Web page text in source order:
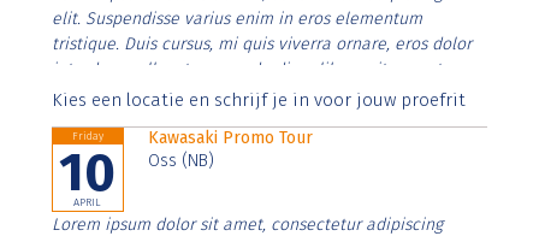
elit. Suspendisse varius enim in eros elementum
tristique. Duis cursus, mi quis viverra ornare, eros dolor
interdum nulla, ut commodo diam libero vitae erat.
Aenean faucibus nibh et justo cursus id rutrum lorem
Kies een locatie en schrijf je in voor jouw proefrit
Friday
10
APRIL
Kawasaki Promo Tour
Oss (NB)
Lorem ipsum dolor sit amet, consectetur adipiscing